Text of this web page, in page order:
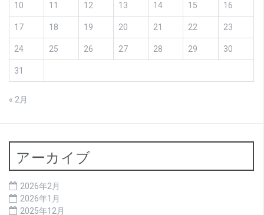
10 11 12 13 14 15 16
17 18 19 20 21 22 23
24 25 26 27 28 29 30
31
« 2月
アーカイブ
2026年2月
2026年1月
2025年12月